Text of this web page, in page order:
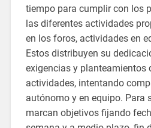
tiempo para cumplir con los
las diferentes actividades
en los foros, actividades en
Estos distribuyen su
exigencias y planteamientos
actividades, intentando
autónomo y en equipo. Para
marcan objetivos fijando